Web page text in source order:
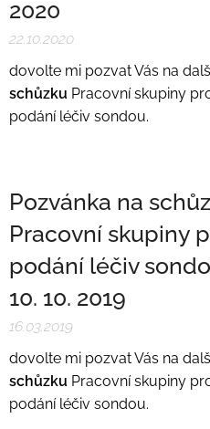
2020
22.10.2020
dovolte mi pozvat Vás na
schůzku Pracovní skupiny
podání léčiv sondou.
Pozvánka na
Pracovní skupiny
podání léčiv
10. 10. 2019
16.03.2019
dovolte mi pozvat Vás na
schůzku Pracovní skupiny
podání léčiv sondou.